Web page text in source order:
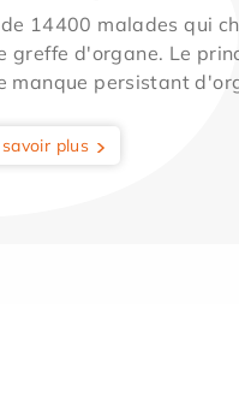
14400 malades qui
greffe d'organe. Le
manque persistant
savoir plus